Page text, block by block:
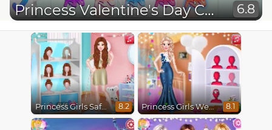
Princess Valentine's Day Catfish 6.8
Princess Girls Safari Trip 8.2 Princess Girls Wedding Trip 8.1